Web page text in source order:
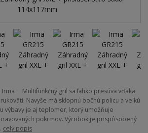
Multifunkčný gril sa ľahko presúva vďaka
Navyše má sklopnú bočnú policu a veľkú
výbavy je aj teplomer, ktorý umožňuje
pokrmov. Výrobok je prispôsobený
celý popis